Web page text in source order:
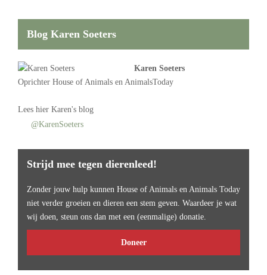
Blog Karen Soeters
Karen Soeters
Oprichter House of Animals en AnimalsToday
Lees hier Karen's blog
@KarenSoeters
Strijd mee tegen dierenleed!
Zonder jouw hulp kunnen House of Animals en Animals Today
niet verder groeien en dieren een stem geven. Waardeer je wat
wij doen, steun ons dan met een (eenmalige) donatie.
Doneer